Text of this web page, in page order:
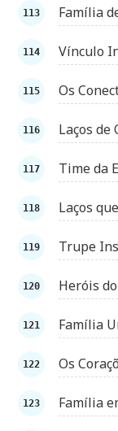
Família
Vínculo
Os
Laços de
Time da
Laços
Trupe
Heróis
Família
Os
Família